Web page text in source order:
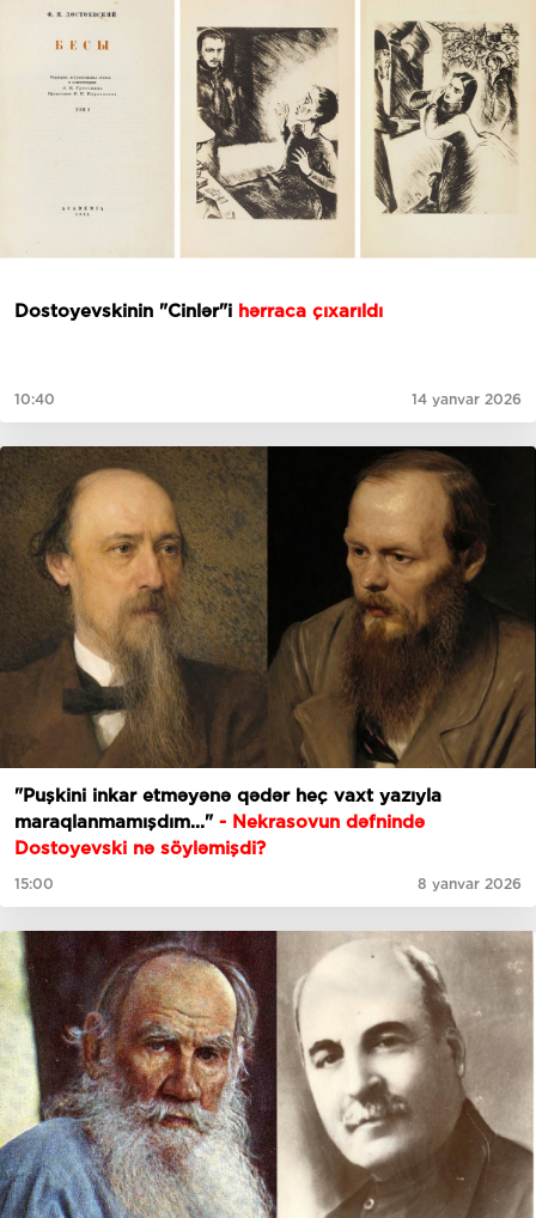
Dostoyevskinin "Cinlər"i hərraca çıxarıldı
10:40 14 yanvar 2026
"Puşkini inkar etməyənə qədər heç vaxt yazıyla
maraqlanmamışdım..." - Nekrasovun dəfnində
Dostoyevski nə söyləmişdi?
15:00 8 yanvar 2026